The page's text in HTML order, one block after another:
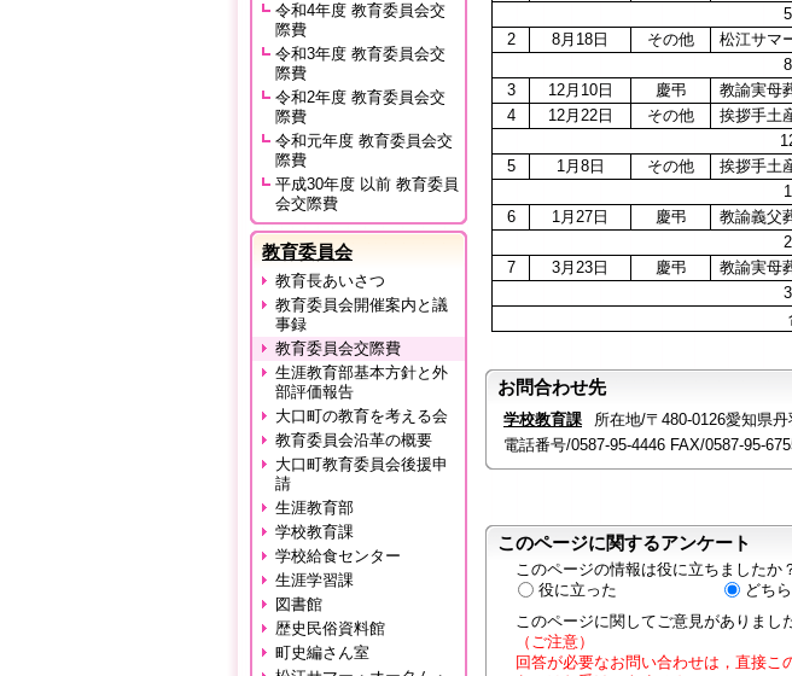
令和4年度 教育委員会交
際費
令和3年度 教育委員会交
際費
令和2年度 教育委員会交
際費
令和元年度 教育委員会交
際費
平成30年度 以前 教育委員
会交際費
教育委員会
教育長あいさつ
教育委員会開催案内と議
事録
教育委員会交際費
生涯教育部基本方針と外
部評価報告
大口町の教育を考える会
教育委員会沿革の概要
大口町教育委員会後援申
請
生涯教育部
学校教育課
学校給食センター
生涯学習課
図書館
歴史民俗資料館
町史編さん室
2
8月18日 その他 松江サマ
3
12月10日 慶弔 教諭実母
4
12月22日 その他 挨拶手土
5
1月8日 その他 挨拶手土
6
1月27日 慶弔 教諭義父
7
3月23日 慶弔 教諭実母
お問合わせ先
学校教育課
所在地/〒480-0126愛知県
電話番号/0587-95-4446 FAX/0587-95-
このページに関するアンケート
このページの情報は役に立ちましたか
役に立った
どち
このページに関してご意見がありまし
（ご注意）
回答が必要なお問い合わせは，直接こ